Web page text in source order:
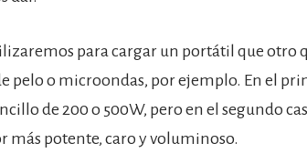
para cargar un portátil que otro
pelo o microondas, por ejemplo. En el
de 200 o 500W, pero en el segundo
más potente, caro y voluminoso.